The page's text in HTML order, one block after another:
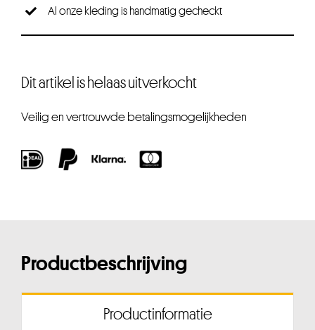
Al onze kleding is handmatig gecheckt
Dit artikel is helaas uitverkocht
Veilig en vertrouwde betalingsmogelijkheden
Productbeschrijving
Productinformatie